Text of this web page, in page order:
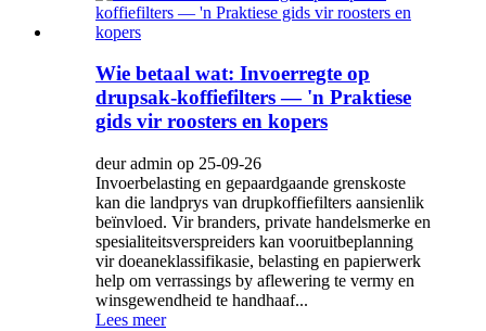
Wie betaal wat: Invoerregte op
drupsak-koffiefilters — 'n Praktiese
gids vir roosters en kopers
deur admin op 25-09-26
Invoerbelasting en gepaardgaande grenskoste
kan die landprys van drupkoffiefilters aansienlik
beïnvloed. Vir branders, private handelsmerke en
spesialiteitsverspreiders kan vooruitbeplanning
vir doeaneklassifikasie, belasting en papierwerk
help om verrassings by aflewering te vermy en
winsgewendheid te handhaaf...
Lees meer